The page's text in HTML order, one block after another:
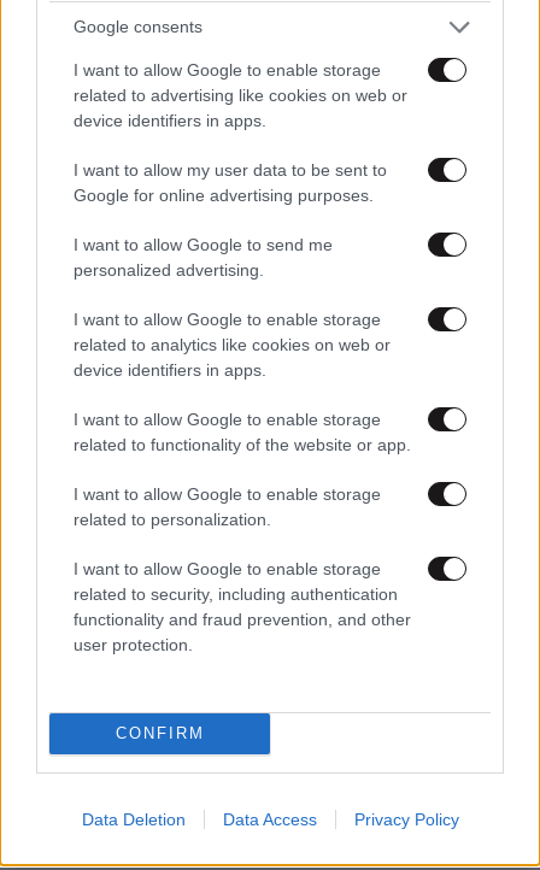
Google consents
I want to allow Google to enable storage
related to advertising like cookies on web or
device identifiers in apps.
I want to allow my user data to be sent to
Google for online advertising purposes.
I want to allow Google to send me
personalized advertising.
I want to allow Google to enable storage
related to analytics like cookies on web or
device identifiers in apps.
I want to allow Google to enable storage
related to functionality of the website or app.
I want to allow Google to enable storage
related to personalization.
I want to allow Google to enable storage
related to security, including authentication
functionality and fraud prevention, and other
user protection.
CONFIRM
Data Deletion Data Access Privacy Policy
Σαν σήμερα 6 Αυγούστου: Πεθαίνει η Ρίτα
Σακελλαρίου, η λαϊκή ντίβα που έκανε τη ζωή
της τραγούδι